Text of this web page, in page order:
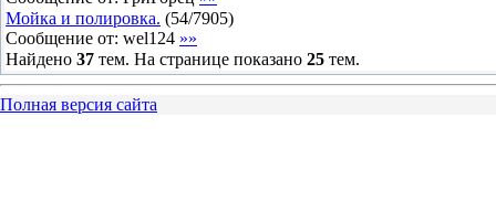
Мойка и полировка. (54/7905)
Сообщение от: wel124 »»
Найдено 37 тем. На странице показано 25 тем.
Полная версия сайта